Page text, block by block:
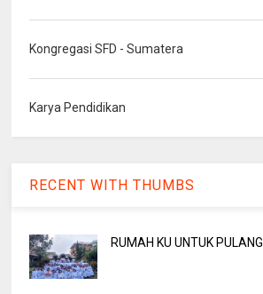
Kongregasi SFD - Sumatera
Karya Pendidikan
RECENT WITH THUMBS
RUMAH KU UNTUK PULANG